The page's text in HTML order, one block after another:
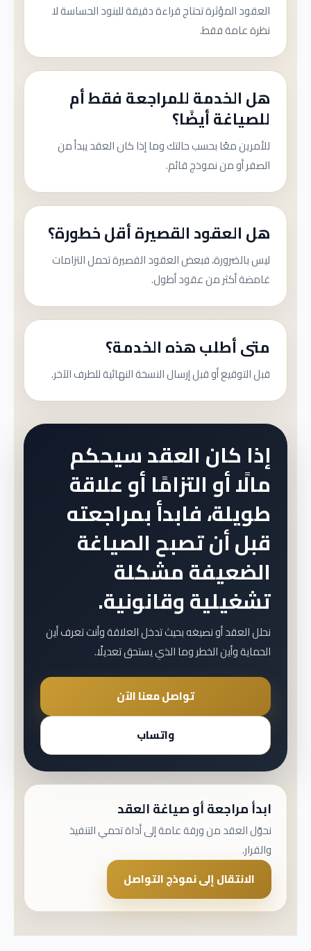
العقود المؤثرة تحتاج قراءة دقيقة للبنود الحساسة لا
نظرة عامة فقط.
هل الخدمة للمراجعة فقط أم
للصياغة أيضًا؟
للأمرين معًا بحسب حالتك وما إذا كان العقد يبدأ من
الصفر أو من نموذج قائم.
هل العقود القصيرة أقل خطورة؟
ليس بالضرورة، فبعض العقود القصيرة تحمل التزامات
غامضة أكثر من عقود أطول.
متى أطلب هذه الخدمة؟
قبل التوقيع أو قبل إرسال النسخة النهائية للطرف الآخر.
إذا كان العقد سيحكم
مالًا أو التزامًا أو علاقة
طويلة، فابدأ بمراجعته
قبل أن تصبح الصياغة
الضعيفة مشكلة
تشغيلية وقانونية.
نحلل العقد أو نصيغه بحيث تدخل العلاقة وأنت تعرف أين
الحماية وأين الخطر وما الذي يستحق تعديلًا.
تواصل معنا الآن
واتساب
ابدأ مراجعة أو صياغة العقد
نحوّل العقد من ورقة عامة إلى أداة تحمي التنفيذ
والقرار.
الانتقال إلى نموذج التواصل